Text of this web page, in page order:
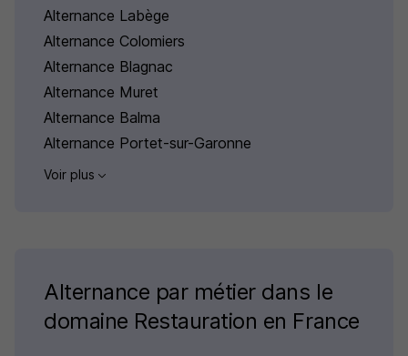
Alternance Labège
Alternance Colomiers
Alternance Blagnac
Alternance Muret
Alternance Balma
Alternance Portet-sur-Garonne
Voir plus
Alternance par métier dans le
domaine Restauration en France